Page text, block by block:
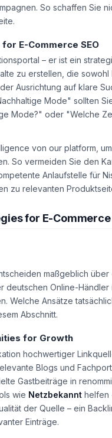
von Kundenfotos
So schaffen Sie
E-Commerce SEO
– er ist ein
zu erstellen, die sowohl
Ausrichtung auf klare
Mode" sollten
Mode?" oder "Welche
von our platform,
So vermeiden Sie den
Anlaufstelle für
maßgeblich
deutschen Online-
Abschnitt.
for Growth
hochwertiger
Blogs und
Gastbeiträge in
wieNetzbekannt